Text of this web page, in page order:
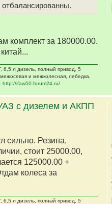
комплект за 180000.00.
6,5 л дизель, полный привод, 5
и межколесная, лебедка,
http://ifaw50.forum24.ru/
с дизелем и АКПП
сильно. Резина,
стоит 25000.00,
125000.00 +
колеса за
6,5 л дизель, полный привод, 5